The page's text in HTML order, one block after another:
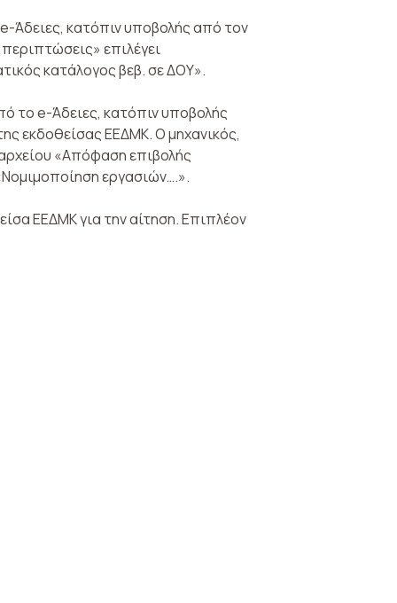
Άδειες, κατόπιν υποβολής από τον
επιλέγει
κατάλογος βεβ. σε ΔΟΥ».
το e-Άδειες, κατόπιν υποβολής
εκδοθείσας ΕΕΔΜΚ. Ο μηχανικός,
«Απόφαση επιβολής
εργασιών….».
ΕΕΔΜΚ για την αίτηση. Επιπλέον